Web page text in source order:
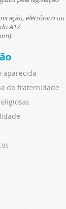
eletrônico ou
A12
aparecida
da fraternidade